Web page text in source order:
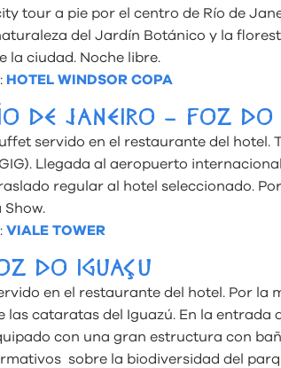
tour a pie por el centro de Río de
del Jardín Botánico y la
la ciudad. Noche libre.
HOTEL WINDSOR COPA
DE JANEIRO – FOZ DO
servido en el restaurante del hotel.
Llegada al aeropuerto
regular al hotel seleccionado.
Show.
VIALE TOWER
DO IGUAÇU
en el restaurante del hotel. Por la
las cataratas del Iguazú. En la
con una gran estructura con
sobre la biodiversidad del